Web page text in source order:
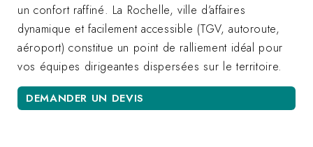
un confort raffiné. La Rochelle, ville d’affaires
dynamique et facilement accessible (TGV, autoroute,
aéroport) constitue un point de ralliement idéal pour
vos équipes dirigeantes dispersées sur le territoire.
DEMANDER UN DEVIS